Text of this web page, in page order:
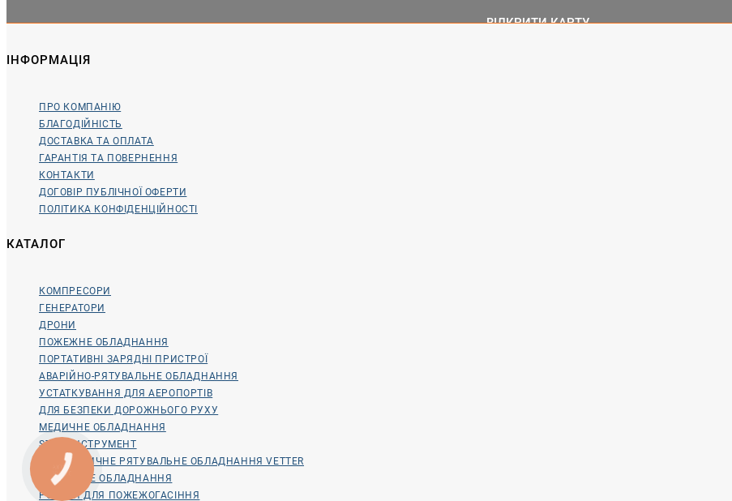
ВІДКРИТИ КАРТУ
ІНФОРМАЦІЯ
ПРО КОМПАНІЮ
БЛАГОДІЙНІСТЬ
ДОСТАВКА ТА ОПЛАТА
ГАРАНТІЯ ТА ПОВЕРНЕННЯ
КОНТАКТИ
ДОГОВІР ПУБЛІЧНОЇ ОФЕРТИ
ПОЛІТИКА КОНФІДЕНЦІЙНОСТІ
КАТАЛОГ
КОМПРЕСОРИ
ГЕНЕРАТОРИ
ДРОНИ
ПОЖЕЖНЕ ОБЛАДНАННЯ
ПОРТАТИВНІ ЗАРЯДНІ ПРИСТРОЇ
АВАРІЙНО-РЯТУВАЛЬНЕ ОБЛАДНАННЯ
УСТАТКУВАННЯ ДЛЯ АЕРОПОРТІВ
ДЛЯ БЕЗПЕКИ ДОРОЖНЬОГО РУХУ
МЕДИЧНЕ ОБЛАДНАННЯ
STIHL ІНСТРУМЕНТ
ПНЕВМАТИЧНЕ РЯТУВАЛЬНЕ ОБЛАДНАННЯ VETTER
ПОШУКОВЕ ОБЛАДНАННЯ
РОБОТИ ДЛЯ ПОЖЕЖОГАСІННЯ